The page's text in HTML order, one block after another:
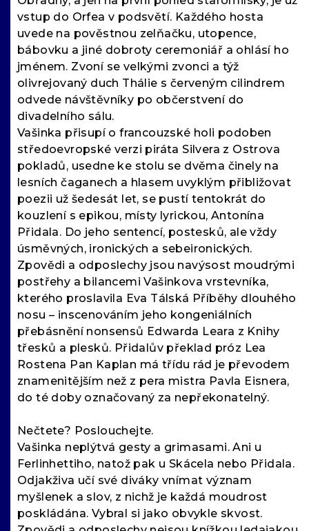
vstup do Orfea v podsvětí. Každého hosta
uvede na pověstnou zelňačku, utopence,
bábovku a jiné dobroty ceremoniář a ohlásí ho
jménem. Zvoní se velkými zvonci a týž
olivrejovaný duch Thálie s červeným cilindrem
odvede návštěvníky po občerstvení do
divadelního sálu.
Vašinka přisupí o francouzské holi podoben
středoevropské verzi piráta Silvera z Ostrova
pokladů, usedne ke stolu se dvěma činely na
lesních čaganech a hlasem uvyklým přibližovat
poezii už šedesát let, se pustí tentokrát do
kouzlení s epikou, místy lyrickou, Antonína
Přidala. Do jeho sentencí, postesků, ale vždy
úsměvných, ironických a sebeironických.
Zpovědi a odposlechy jsou navýsost moudrými
postřehy a bilancemi Vašinkova vrstevníka,
kterého proslavila Eva Tálská Příběhy dlouhého
nosu – inscenováním jeho kongeniálních
přebásnění nonsensů Edwarda Leara z Knihy
třesků a plesků. Přidalův překlad próz Lea
Rostena Pan Kaplan má třídu rád je převodem
znamenitějším než z pera mistra Pavla Eisnera,
do té doby označovaný za nepřekonatelný.
Nečtete? Poslouchejte.
Vašinka neplýtvá gesty a grimasami. Ani u
Ferlinhettiho, natož pak u Skácela nebo Přidala.
Odjakživa učí své diváky vnímat význam
myšlenek a slov, z nichž je každá moudrost
poskládána. Vybral si jako obvykle skvost.